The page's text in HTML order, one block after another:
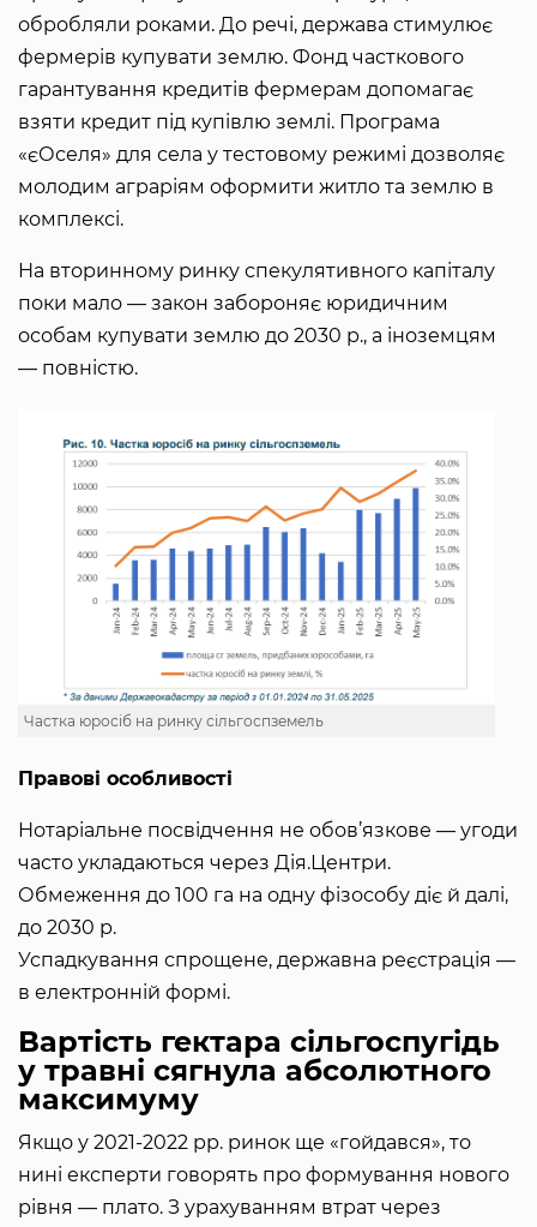
обробляли роками. До речі, держава стимулює
фермерів купувати землю. Фонд часткового
гарантування кредитів фермерам допомагає
взяти кредит під купівлю землі. Програма
«єОселя» для села у тестовому режимі дозволяє
молодим аграріям оформити житло та землю в
комплексі.
На вторинному ринку спекулятивного капіталу
поки мало — закон забороняє юридичним
особам купувати землю до 2030 р., а іноземцям
— повністю.
Частка юросіб на ринку сільгоспземель
Правові особливості
Нотаріальне посвідчення не обов’язкове — угоди
часто укладаються через Дія.Центри.
Обмеження до 100 га на одну фізособу діє й далі,
до 2030 р.
Успадкування спрощене, державна реєстрація —
в електронній формі.
Вартість гектара сільгоспугідь
у травні сягнула абсолютного
максимуму
Якщо у 2021-2022 рр. ринок ще «гойдався», то
нині експерти говорять про формування нового
рівня — плато. З урахуванням втрат через